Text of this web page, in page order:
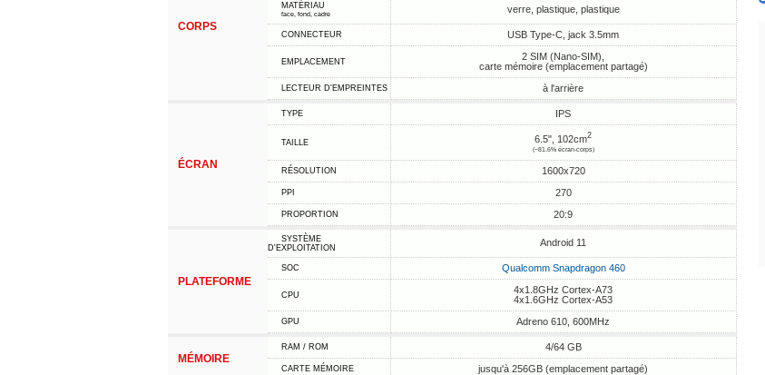
CORPS
MATÉRIAU
face, fond, cadre verre, plastique, plastique
CONNECTEUR USB Type-C, jack 3.5mm
EMPLACEMENT
2 SIM (Nano-SIM),
carte mémoire (emplacement partagé)
LECTEUR D'EMPREINTES à l'arrière
ÉCRAN
TYPE IPS
TAILLE 6.5", 102cm2
(~81.6% écran-corps)
RÉSOLUTION 1600x720
PPI 270
PROPORTION 20:9
PLATEFORME
SYSTÈME
D'EXPLOITATION
Android 11
SOC Qualcomm Snapdragon 460
CPU
4x1.8GHz Cortex-A73
4x1.6GHz Cortex-A53
GPU Adreno 610, 600MHz
MÉMOIRE
RAM / ROM 4/64 GB
CARTE MÉMOIRE jusqu'à 256GB (emplacement partagé)